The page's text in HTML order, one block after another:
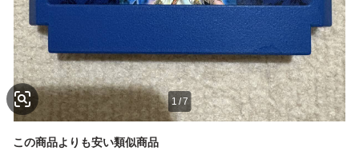
1 /7
この商品よりも安い類似商品